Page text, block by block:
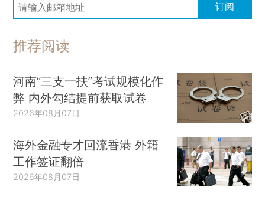
订阅
推荐阅读
河南“三支一扶”考试规模化作
弊 内外勾结提前获取试卷
2026年08月07日
海外金融专才回流香港 外籍
工作签证翻倍
2026年08月07日